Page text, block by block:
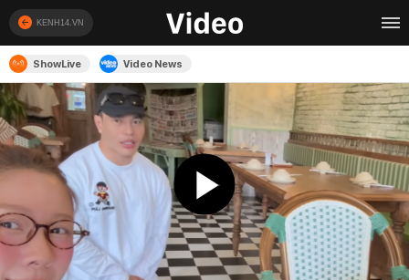
KENH14.VN
ShowLive Video News